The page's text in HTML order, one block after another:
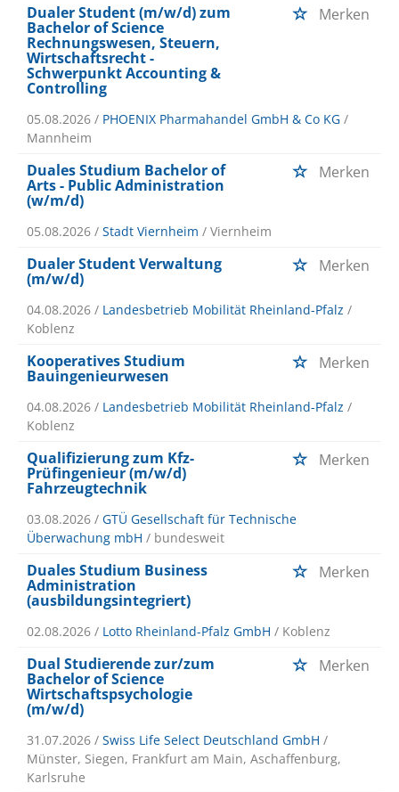
Dualer Student (m/w/d) zum
Bachelor of Science
Rechnungswesen, Steuern,
Wirtschaftsrecht -
Schwerpunkt Accounting &
Controlling
Merken
05.08.2026 / PHOENIX Pharmahandel GmbH & Co KG /
Mannheim
Duales Studium Bachelor of
Arts - Public Administration
(w/m/d)
Merken
05.08.2026 / Stadt Viernheim / Viernheim
Dualer Student Verwaltung
(m/w/d)
Merken
04.08.2026 / Landesbetrieb Mobilität Rheinland-Pfalz /
Koblenz
Kooperatives Studium
Bauingenieurwesen
Merken
04.08.2026 / Landesbetrieb Mobilität Rheinland-Pfalz /
Koblenz
Qualifizierung zum Kfz-
Prüfingenieur (m/w/d)
Fahrzeugtechnik
Merken
03.08.2026 / GTÜ Gesellschaft für Technische
Überwachung mbH / bundesweit
Duales Studium Business
Administration
(ausbildungsintegriert)
Merken
02.08.2026 / Lotto Rheinland-Pfalz GmbH / Koblenz
Dual Studierende zur/zum
Bachelor of Science
Wirtschaftspsychologie
(m/w/d)
Merken
31.07.2026 / Swiss Life Select Deutschland GmbH /
Münster, Siegen, Frankfurt am Main, Aschaffenburg,
Karlsruhe